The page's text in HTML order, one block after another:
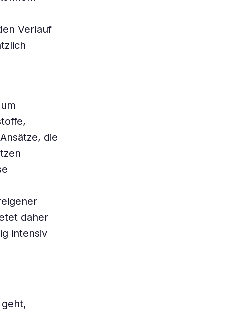
Verlauf
die
daher
intensiv